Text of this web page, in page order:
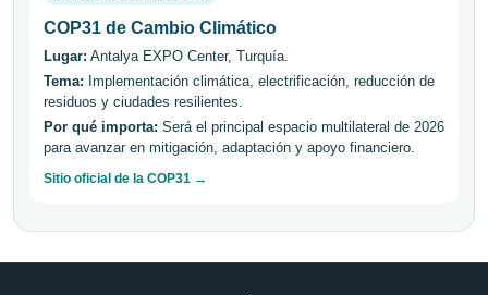
COP31 de Cambio Climático
Lugar: Antalya EXPO Center, Turquía.
Tema: Implementación climática, electrificación, reducción de
residuos y ciudades resilientes.
Por qué importa: Será el principal espacio multilateral de 2026
para avanzar en mitigación, adaptación y apoyo financiero.
Sitio oficial de la COP31 →